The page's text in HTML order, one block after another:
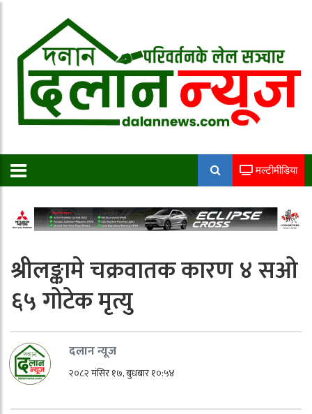
मल्टीमीडिया
श्रीलङ्कामे चक्रवातक कारण ४ सओ
६५ गोटेक मृत्यु
दलान न्यूज
२०८२ मंसिर १७, बुधबार १०:५४